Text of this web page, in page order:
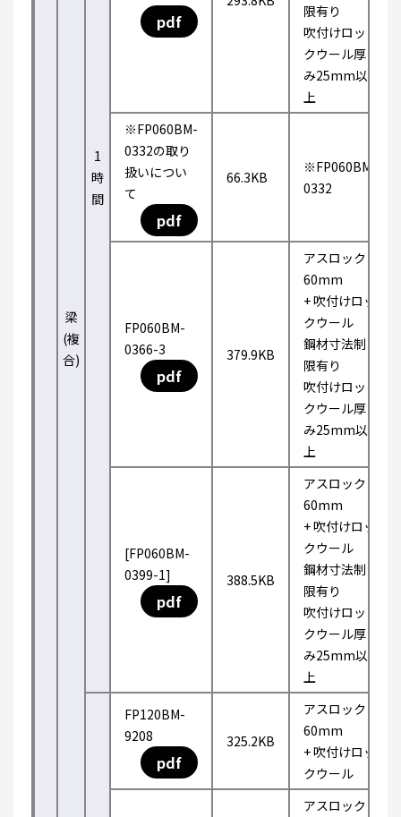
梁
(複
合)
1
時
間
pdf
限有り
吹付けロッ
クウール厚
み25mm以
上
※FP060BM-
0332の取り
扱いについ
て
pdf
66.3KB
※FP060BM-
0332
FP060BM-
0366-3
pdf
379.9KB
アスロック
60mm
+ 吹付けロッ
クウール
鋼材寸法制
限有り
吹付けロッ
クウール厚
み25mm以
上
[FP060BM-
0399-1]
pdf
388.5KB
アスロック
60mm
+ 吹付けロッ
クウール
鋼材寸法制
限有り
吹付けロッ
クウール厚
み25mm以
上
FP120BM-
9208
pdf
325.2KB
アスロック
60mm
+ 吹付けロッ
クウール
アスロック